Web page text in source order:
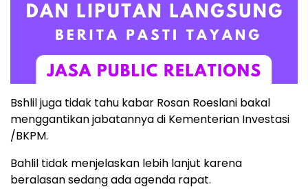
Bshlil juga tidak tahu kabar Rosan Roeslani bakal
menggantikan jabatannya di Kementerian Investasi
/BKPM.
Bahlil tidak menjelaskan lebih lanjut karena
beralasan sedang ada agenda rapat.